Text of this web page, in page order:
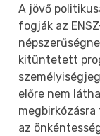
A jövő
fogják az
kitüntetett
előre nem
az